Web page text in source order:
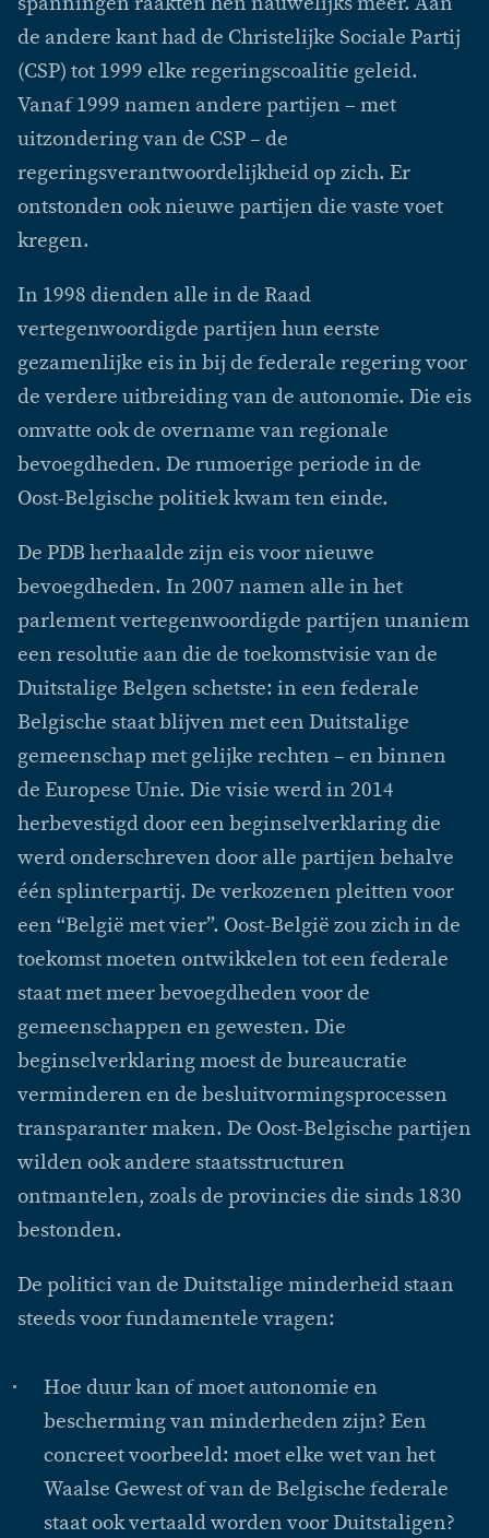
de andere kant had de Christelijke Sociale Partij
(CSP) tot 1999 elke regeringscoalitie geleid.
Vanaf 1999 namen andere partijen – met
uitzondering van de CSP – de
regeringsverantwoordelijkheid op zich. Er
ontstonden ook nieuwe partijen die vaste voet
kregen.
In 1998 dienden alle in de Raad
vertegenwoordigde partijen hun eerste
gezamenlijke eis in bij de federale regering voor
de verdere uitbreiding van de autonomie. Die eis
omvatte ook de overname van regionale
bevoegdheden. De rumoerige periode in de
Oost-Belgische politiek kwam ten einde.
De PDB herhaalde zijn eis voor nieuwe
bevoegdheden. In 2007 namen alle in het
parlement vertegenwoordigde partijen unaniem
een resolutie aan die de toekomstvisie van de
Duitstalige Belgen schetste: in een federale
Belgische staat blijven met een Duitstalige
gemeenschap met gelijke rechten – en binnen
de Europese Unie. Die visie werd in 2014
herbevestigd door een beginselverklaring die
werd onderschreven door alle partijen behalve
één splinterpartij. De verkozenen pleitten voor
een “België met vier”. Oost-België zou zich in de
toekomst moeten ontwikkelen tot een federale
staat met meer bevoegdheden voor de
gemeenschappen en gewesten. Die
beginselverklaring moest de bureaucratie
verminderen en de besluitvormingsprocessen
transparanter maken. De Oost-Belgische partijen
wilden ook andere staatsstructuren
ontmantelen, zoals de provincies die sinds 1830
bestonden.
De politici van de Duitstalige minderheid staan
steeds voor fundamentele vragen:
Hoe duur kan of moet autonomie en
bescherming van minderheden zijn? Een
concreet voorbeeld: moet elke wet van het
Waalse Gewest of van de Belgische federale
staat ook vertaald worden voor Duitstaligen?